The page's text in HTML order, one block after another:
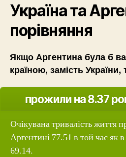
Україна та
порівняння
Якщо Аргентина була б
країною, замість
прожили на 8.37
Очікувана тривалість життя
Аргентині 77.51 в той час як в
69.14.